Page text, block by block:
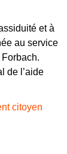
et à
au service
de l’aide
citoyen